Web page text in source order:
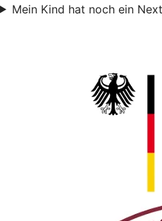
Mein Kind hat noch ein